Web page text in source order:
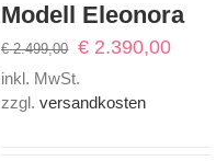
Modell Eleonora
€2.499,00 Ursprünglicher
€ 2.390,00
inkl. MwSt.
zzgl.versandkosten